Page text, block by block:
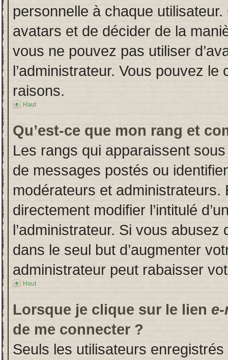
personnelle à chaque utilisateur.
avatars et de décider de la
vous ne pouvez pas utiliser
l’administrateur. Vous pouvez
raisons.
Haut
Qu’est-ce que mon rang et
Les rangs qui apparaissent
de messages postés ou
modérateurs et
directement modifier l’intitulé
l’administrateur. Si vous
dans le seul but d’augmenter
administrateur peut rabaisser
Haut
Lorsque je clique sur le lien
de me connecter ?
Seuls les utilisateurs